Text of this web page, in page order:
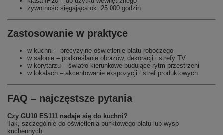
żywotność sięgająca ok. 25 000 godzin
Zastosowanie w praktyce
w kuchni – precyzyjne oświetlenie blatu roboczego
w salonie – podkreślanie obrazów, dekoracji i strefy TV
w korytarzu – światło kierunkowe budujące rytm przestrzeni
w lokalach – akcentowanie ekspozycji i stref produktowych
FAQ – najczęstsze pytania
Czy GU10 ES111 nadaje się do kuchni?
Tak, szczególnie do oświetlenia punktowego blatu lub wysp
kuchennych.